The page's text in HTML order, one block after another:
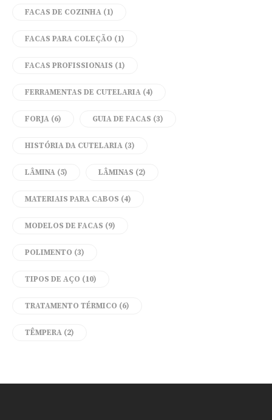
FACAS DE COZINHA (1)
FACAS PARA COLEÇÃO (1)
FACAS PROFISSIONAIS (1)
FERRAMENTAS DE CUTELARIA (4)
FORJA (6) GUIA DE FACAS (3)
HISTÓRIA DA CUTELARIA (3)
LÂMINA (5) LÂMINAS (2)
MATERIAIS PARA CABOS (4)
MODELOS DE FACAS (9)
POLIMENTO (3)
TIPOS DE AÇO (10)
TRATAMENTO TÉRMICO (6)
TÊMPERA (2)